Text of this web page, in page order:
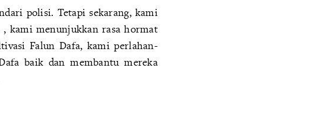
polisi. Tetapi sekarang, kami
, kami menunjukkan rasa hormat
Falun Dafa, kami perlahan-
baik dan membantu mereka